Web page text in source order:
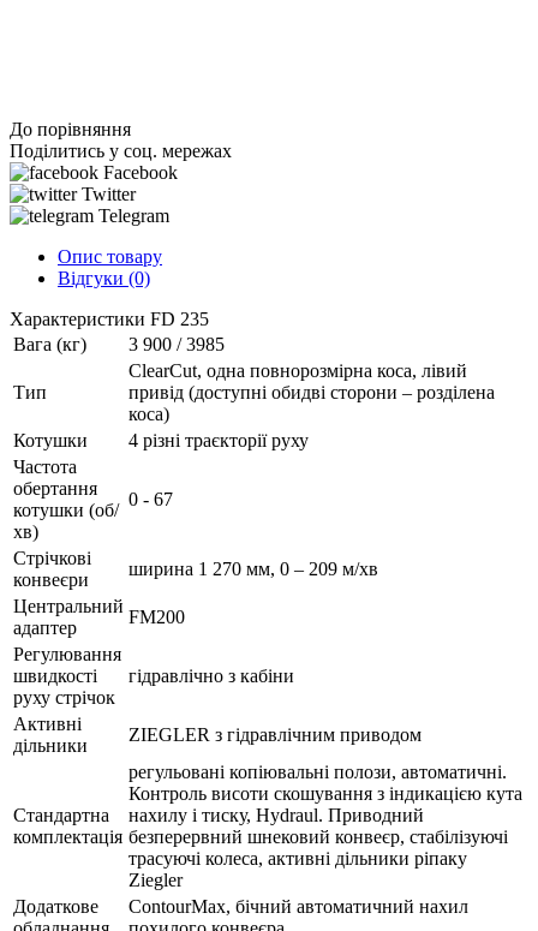
До порівняння
Поділитись у соц. мережах
Facebook
Twitter
Telegram
Опис товару
Відгуки (0)
Характеристики FD 235
Вага (кг)
3 900 / 3985
Тип
ClearCut, одна повнорозмірна коса, лівий
привід (доступні обидві сторони – розділена
коса)
Котушки
4 різні траєкторії руху
Частота
обертання
котушки (об/
хв)
0 - 67
Стрічкові
конвеєри
ширина 1 270 мм, 0 – 209 м/хв
Центральний
адаптер
FM200
Регулювання
швидкості
руху стрічок
гідравлічно з кабіни
Активні
дільники
ZIEGLER з гідравлічним приводом
Стандартна
комплектація
регульовані копіювальні полози, автоматичні.
Контроль висоти скошування з індикацією кута
нахилу і тиску, Hydraul. Приводний
безперервний шнековий конвеєр, стабілізуючі
трасуючі колеса, активні дільники ріпаку
Ziegler
Додаткове
ContourMax, бічний автоматичний нахил